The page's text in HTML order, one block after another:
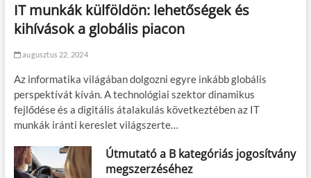
IT munkák külföldön: lehetőségek és
kihívások a globális piacon
augusztus 22, 2024
Az informatika világában dolgozni egyre inkább globális
perspektívát kíván. A technológiai szektor dinamikus
fejlődése és a digitális átalakulás következtében az IT
munkák iránti kereslet világszerte…
Útmutató a B kategóriás jogosítvány
megszerzéséhez